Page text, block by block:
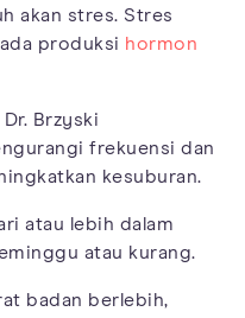
akan stres. Stres
produksi hormon
Brzyski
frekuensi dan
kesuburan.
atau lebih dalam
atau kurang.
badan berlebih,